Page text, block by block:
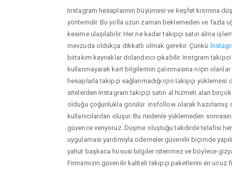
Instagram hesaplarının büyümesi ve keşfet kısmına
yöntemdir. Bu yolla uzun zaman beklemeden ve fazla
kesime ulaşılabilir. Her ne kadar takipçi satın alma
mevzuda oldukça dikkatli olmak gerekir. Çünkü
birtakım kaynaklar dolandırıcı çıkabilir. Instgram
kullanmayarak kart bilgilerinin çalınmasına niçin olanlar
hesaplarla takipçi sağlanmadığı için takipçi yüklemesi
sitelerden Instagram takipçi satın al hizmeti alan birçok
olduğu çoğunlukla görülür. insfollow olarak hazırlamış
kullanıcılardan oluşur. Bu nedenle yüklemeden
güvence veriyoruz. Düşme oluştuğu takdirde telafisi
uygulaması yardımıyla ödemeler güvenilir biçimde
yahut başkaca hususi bilgiler istenmez ve böylece
Firmamızın güvenilir kaliteli takipçi paketlerini en ucuz